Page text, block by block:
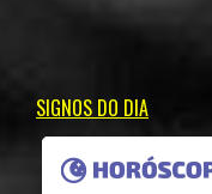
SIGNOS DO DIA